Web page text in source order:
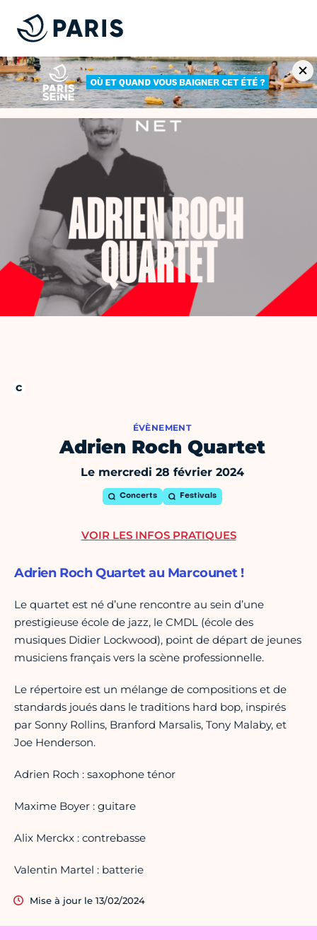
ÉVÈNEMENT
Adrien Roch Quartet
Le mercredi 28 février 2024
Concerts Festivals
Adrien Roch Quartet au Marcounet !
Le quartet est né d’une rencontre au sein d’une
prestigieuse école de jazz, le CMDL (école des
musiques Didier Lockwood), point de départ de jeunes
musiciens français vers la scène professionnelle.
Le répertoire est un mélange de compositions et de
standards joués dans le traditions hard bop, inspirés
par Sonny Rollins, Branford Marsalis, Tony Malaby, et
Joe Henderson.
Adrien Roch : saxophone ténor
Maxime Boyer : guitare
Alix Merckx : contrebasse
Valentin Martel : batterie
Mise à jour le 13/02/2024
VOIR LES INFOS PRATIQUES